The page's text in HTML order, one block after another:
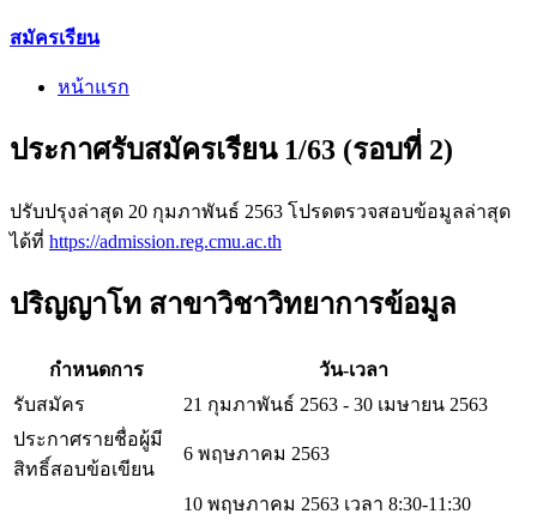
สมัครเรียน
หน้าแรก
ประกาศรับสมัครเรียน 1/63 (รอบที่ 2)
ปรับปรุงล่าสุด 20 กุมภาพันธ์ 2563 โปรดตรวจสอบข้อมูลล่าสุด
ได้ที่ https://admission.reg.cmu.ac.th
ปริญญาโท สาขาวิชาวิทยาการข้อมูล
กำหนดการ
วัน-เวลา
รับสมัคร
21 กุมภาพันธ์ 2563 - 30 เมษายน 2563
ประกาศรายชื่อผู้มี
สิทธิ์สอบข้อเขียน
6 พฤษภาคม 2563
10 พฤษภาคม 2563 เวลา 8:30-11:30